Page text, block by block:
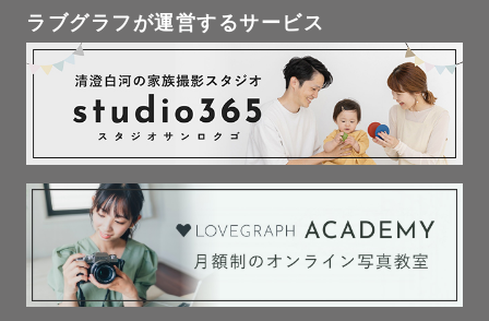
ラブグラフが運営するサービス